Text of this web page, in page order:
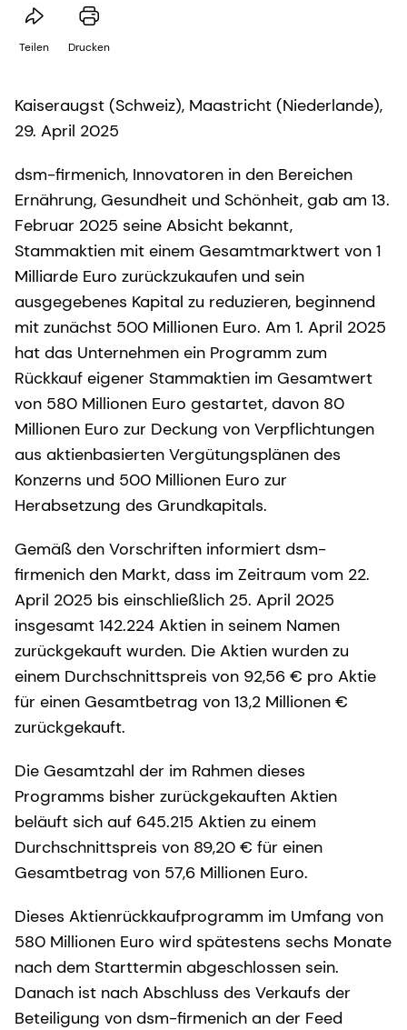
Teilen Drucken
Kaiseraugst (Schweiz), Maastricht (Niederlande),
29. April 2025
dsm-firmenich, Innovatoren in den Bereichen
Ernährung, Gesundheit und Schönheit, gab am 13.
Februar 2025 seine Absicht bekannt,
Stammaktien mit einem Gesamtmarktwert von 1
Milliarde Euro zurückzukaufen und sein
ausgegebenes Kapital zu reduzieren, beginnend
mit zunächst 500 Millionen Euro. Am 1. April 2025
hat das Unternehmen ein Programm zum
Rückkauf eigener Stammaktien im Gesamtwert
von 580 Millionen Euro gestartet, davon 80
Millionen Euro zur Deckung von Verpflichtungen
aus aktienbasierten Vergütungsplänen des
Konzerns und 500 Millionen Euro zur
Herabsetzung des Grundkapitals.
Gemäß den Vorschriften informiert dsm-
firmenich den Markt, dass im Zeitraum vom 22.
April 2025 bis einschließlich 25. April 2025
insgesamt 142.224 Aktien in seinem Namen
zurückgekauft wurden. Die Aktien wurden zu
einem Durchschnittspreis von 92,56 € pro Aktie
für einen Gesamtbetrag von 13,2 Millionen €
zurückgekauft.
Die Gesamtzahl der im Rahmen dieses
Programms bisher zurückgekauften Aktien
beläuft sich auf 645.215 Aktien zu einem
Durchschnittspreis von 89,20 € für einen
Gesamtbetrag von 57,6 Millionen Euro.
Dieses Aktienrückkaufprogramm im Umfang von
580 Millionen Euro wird spätestens sechs Monate
nach dem Starttermin abgeschlossen sein.
Danach ist nach Abschluss des Verkaufs der
Beteiligung von dsm-firmenich an der Feed